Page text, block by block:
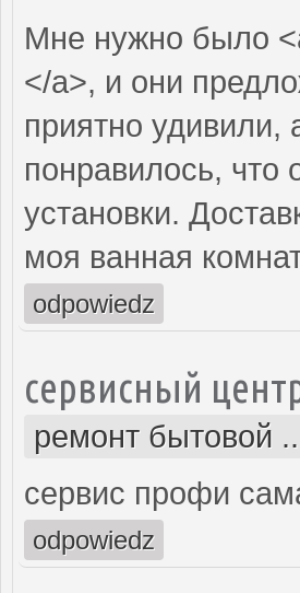
Мне нужно было
</a>, и они
приятно удивили,
понравилось, что
установки.
моя ванная
odpowiedz
сервисный
ремонт бытовой
сервис профи
odpowiedz